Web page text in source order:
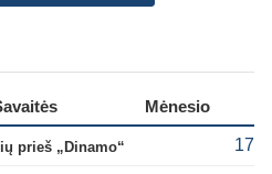
Mėnesio
prieš „Dinamo“ 17